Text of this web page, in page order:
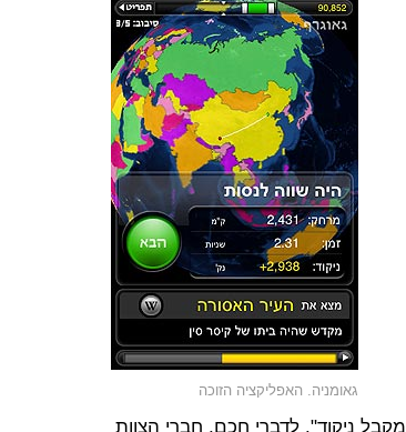
גאומניה. האפליקציה הזוכה
ניקוד". לדברי חכם, חברי הצוות